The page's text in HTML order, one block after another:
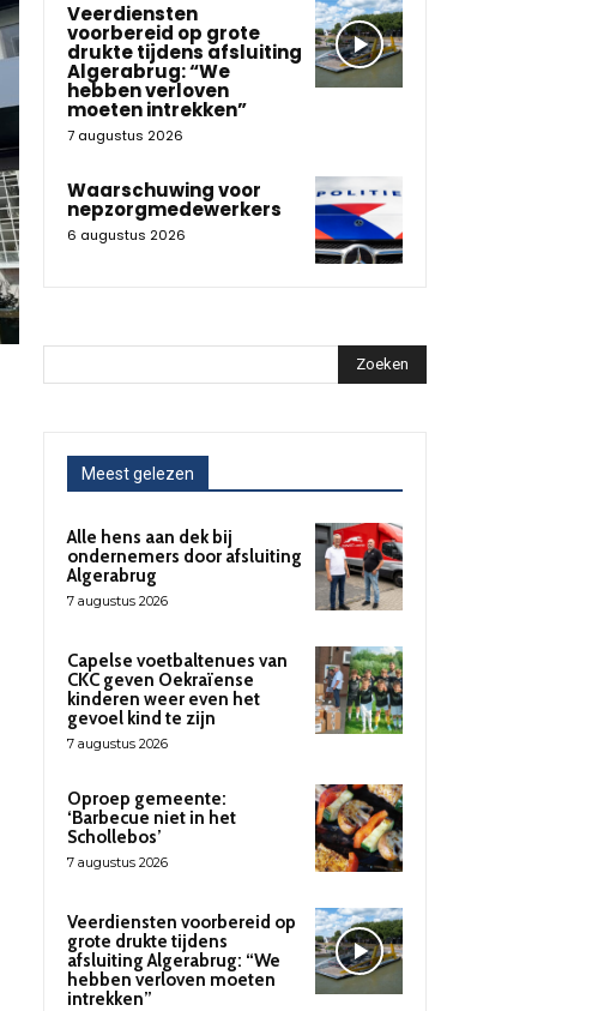
Veerdiensten
voorbereid op grote
drukte tijdens afsluiting
Algerabrug: “We
hebben verloven
moeten intrekken”
7 augustus 2026
Waarschuwing voor
nepzorgmedewerkers
6 augustus 2026
Zoeken
Meest gelezen
Alle hens aan dek bij
ondernemers door afsluiting
Algerabrug
7 augustus 2026
Capelse voetbaltenues van
CKC geven Oekraïense
kinderen weer even het
gevoel kind te zijn
7 augustus 2026
Oproep gemeente:
‘Barbecue niet in het
Schollebos’
7 augustus 2026
Veerdiensten voorbereid op
grote drukte tijdens
afsluiting Algerabrug: “We
hebben verloven moeten
intrekken”